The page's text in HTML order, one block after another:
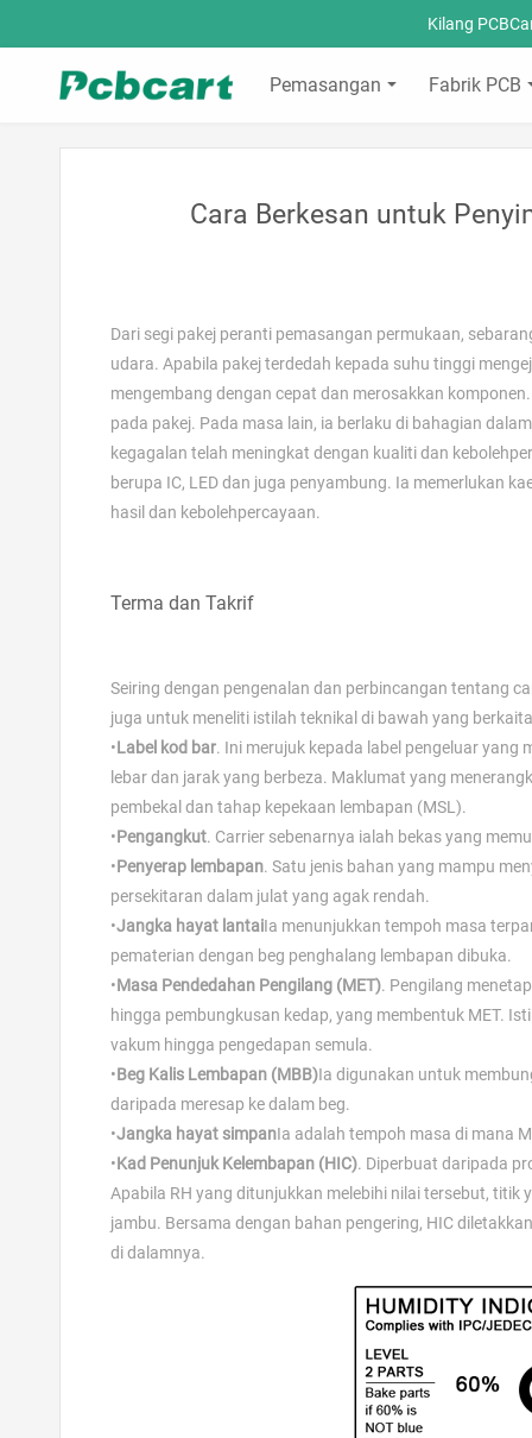
Kilang
Pemasangan Fabrik PCB
Cara Berkesan untuk
Dari segi pakej peranti pemasangan permukaan,
udara. Apabila pakej terdedah kepada suhu tinggi
mengembang dengan cepat dan merosakkan
pada pakej. Pada masa lain, ia berlaku di bahagian
kegagalan telah meningkat dengan kualiti dan
berupa IC, LED dan juga penyambung. Ia memerlukan
hasil dan kebolehpercayaan.
Terma dan Takrif
Seiring dengan pengenalan dan perbincangan tentang
juga untuk meneliti istilah teknikal di bawah yang
•Label kod bar. Ini merujuk kepada label pengeluar
lebar dan jarak yang berbeza. Maklumat yang
pembekal dan tahap kepekaan lembapan (MSL).
•Pengangkut. Carrier sebenarnya ialah bekas yang
•Penyerap lembapan. Satu jenis bahan yang mampu
persekitaran dalam julat yang agak rendah.
•Jangka hayat lantaiIa menunjukkan tempoh masa
pematerian dengan beg penghalang lembapan dibuka.
•Masa Pendedahan Pengilang (MET). Pengilang
hingga pembungkusan kedap, yang membentuk MET.
vakum hingga pengedapan semula.
•Beg Kalis Lembapan (MBB)Ia digunakan untuk
daripada meresap ke dalam beg.
•Jangka hayat simpanIa adalah tempoh masa di mana
•Kad Penunjuk Kelembapan (HIC). Diperbuat daripada
Apabila RH yang ditunjukkan melebihi nilai tersebut,
jambu. Bersama dengan bahan pengering, HIC
di dalamnya.